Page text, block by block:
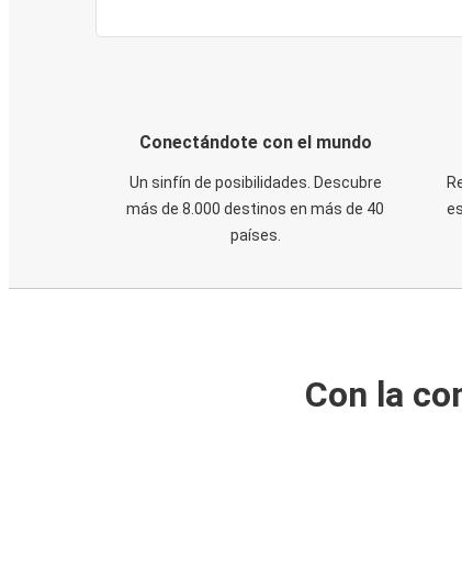
Conectándote con el mundo
Un sinfín de posibilidades. Descubre
más de 8.000 destinos en más de 40
países.
Con la